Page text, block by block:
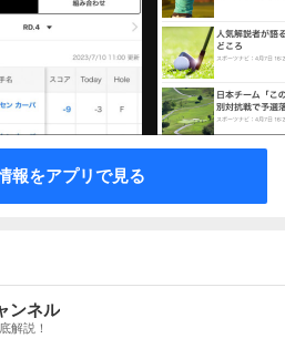
報をアプリで見る
ンネル
解説！